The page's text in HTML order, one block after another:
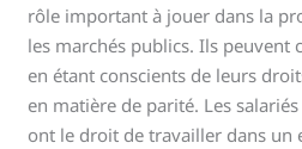
rôle important à jouer dans la
les marchés publics. Ils peuvent
en étant conscients de leurs
en matière de parité. Les
ont le droit de travailler dans un